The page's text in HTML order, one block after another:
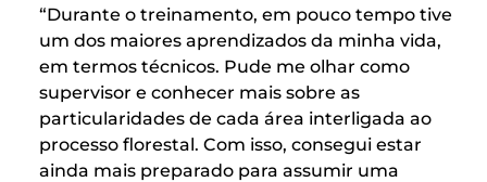
“Durante o treinamento, em pouco tempo tive
um dos maiores aprendizados da minha vida,
em termos técnicos. Pude me olhar como
supervisor e conhecer mais sobre as
particularidades de cada área interligada ao
processo florestal. Com isso, consegui estar
ainda mais preparado para assumir uma